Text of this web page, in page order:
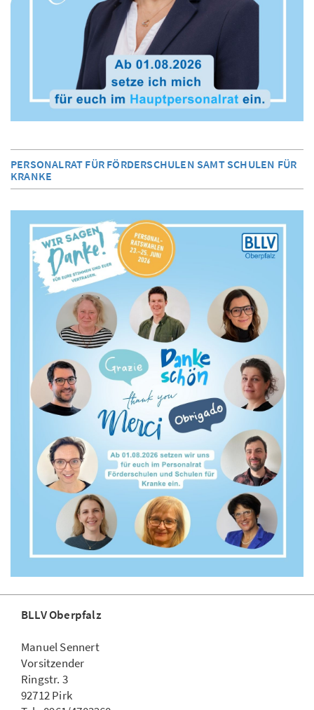
PERSONALRAT FÜR FÖRDERSCHULEN SAMT SCHULEN FÜR
KRANKE
BLLV Oberpfalz
Manuel Sennert
Vorsitzender
Ringstr. 3
92712 Pirk